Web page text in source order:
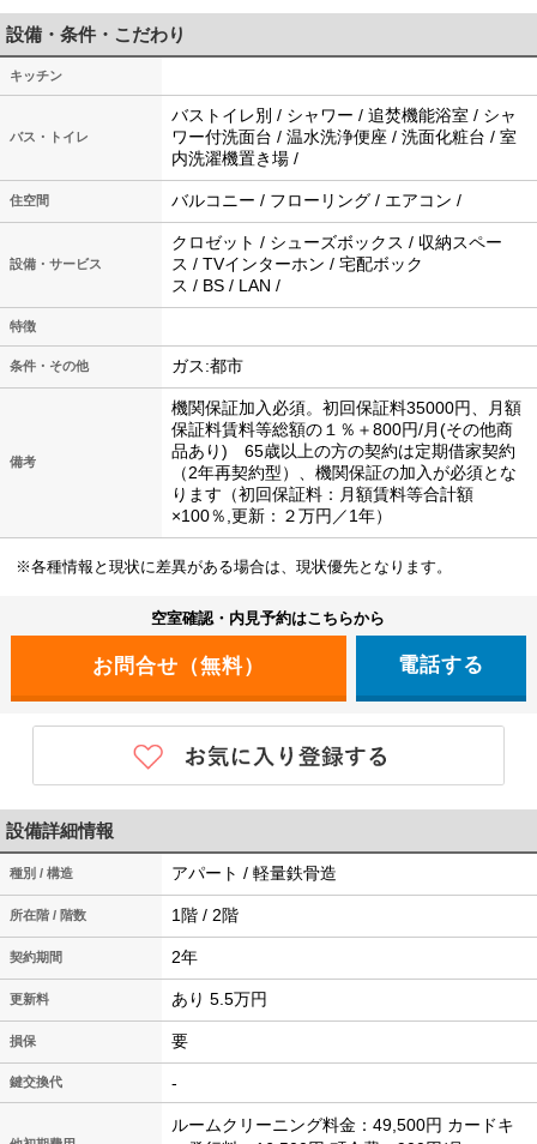
設備・条件・こだわり
キッチン
バス・トイレ
バストイレ別 / シャワー / 追焚機能浴室 / シャ
ワー付洗面台 / 温水洗浄便座 / 洗面化粧台 / 室
内洗濯機置き場 /
住空間 バルコニー / フローリング / エアコン /
設備・サービス
クロゼット / シューズボックス / 収納スペー
ス / TVインターホン / 宅配ボック
ス / BS / LAN /
特徴
条件・その他 ガス:都市
備考
機関保証加入必須。初回保証料35000円、月額
保証料賃料等総額の１％＋800円/月(その他商
品あり) 65歳以上の方の契約は定期借家契約
（2年再契約型）、機関保証の加入が必須とな
ります（初回保証料：月額賃料等合計額
×100％,更新：２万円／1年）
※各種情報と現状に差異がある場合は、現状優先となります。
空室確認・内見予約はこちらから
電話する
設備詳細情報
種別 / 構造 アパート / 軽量鉄骨造
所在階 / 階数 1階 / 2階
契約期間 2年
更新料 あり 5.5万円
損保 要
鍵交換代 -
ルームクリーニング料金：49,500円 カードキ